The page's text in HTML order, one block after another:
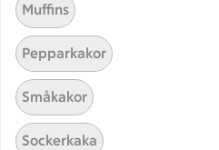
Muffins
Pepparkakor
Småkakor
Sockerkaka